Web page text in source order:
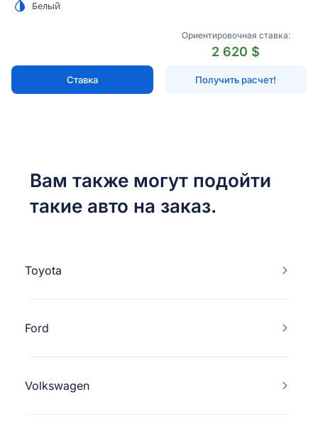
Белый
Ориентировочная ставка:
2 620 $
Ставка Получить расчет!
Вам также могут подойти
такие авто на заказ.
Toyota
Ford
Volkswagen